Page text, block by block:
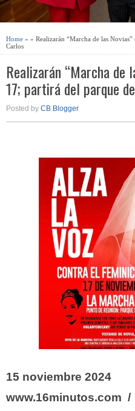
Home » » Realizarán “Marcha de las
Carlos
Realizarán “Marcha de
17; partirá del parque
Posted by CB Blogger
15 noviembre 2024
www.16minutos.com /